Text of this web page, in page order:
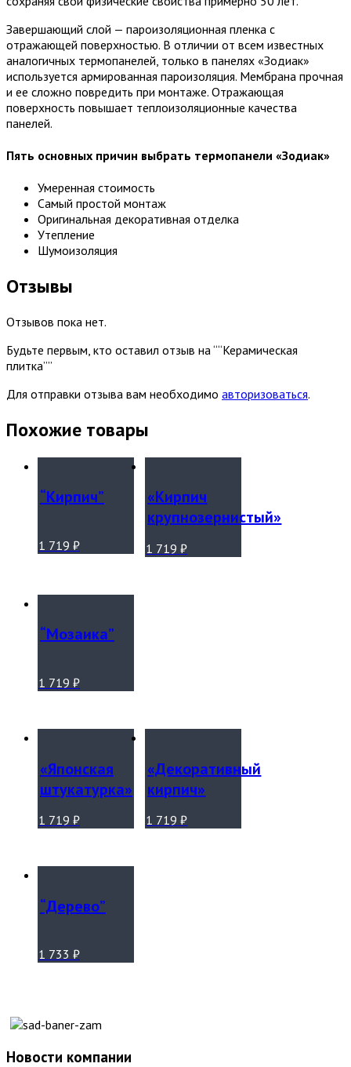
Завершающий слой — пароизоляционная пленка с
отражающей поверхностью. В отличии от всем известных
аналогичных термопанелей, только в панелях «Зодиак»
используется армированная пароизоляция. Мембрана прочная
и ее сложно повредить при монтаже. Отражающая
поверхность повышает теплоизоляционные качества
панелей.
Пять основных причин выбрать термопанели «Зодиак»
Умеренная стоимость
Самый простой монтаж
Оригинальная декоративная отделка
Утепление
Шумоизоляция
Отзывы
Отзывов пока нет.
Будьте первым, кто оставил отзыв на ““Керамическая
плитка””
Для отправки отзыва вам необходимо авторизоваться.
Похожие товары
“Кирпич”
1 719 ₽
«Кирпич
крупнозернистый»
1 719₽
“Мозаика”
1 719 ₽
«Японская
штукатурка»
1 719 ₽
«Декоративный
кирпич»
1 719₽
“Дерево”
1 733 ₽
Новости компании